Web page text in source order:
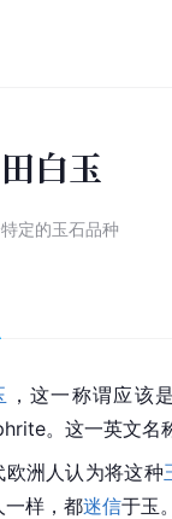
白玉
定的玉石品种
，这一称谓应该
。这一英文名
欧洲人认为将这种
一样，都迷信于玉